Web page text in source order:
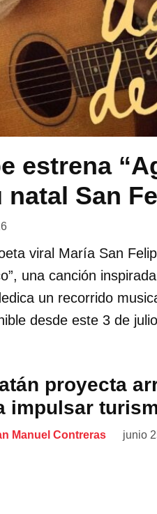
estrena
San
viral María San
una canción
un recorrido
desde este 3 de
proyecta
impulsar
Manuel Contreras junio